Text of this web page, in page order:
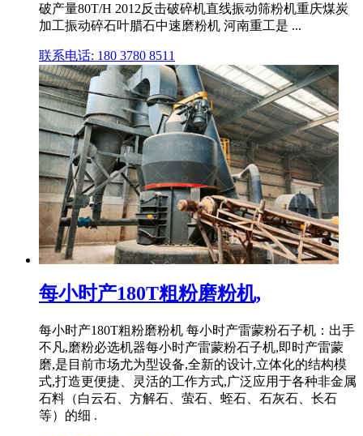
破产量80T/H 2012反击破碎机直线振动筛粉机重庆煤炭
加工振动碎石叶腊石中速磨粉机 河南重工是 ...
联系电话: 180 3780 8511
每小时产180T粗粉磨粉机,
每小时产180T粗粉磨粉机 每小时产雷蒙粉石子机：出手
不凡,磨粉必选机器每小时产雷蒙粉石子机,即时产雷蒙
磨,是目前市场尤为型设备,全新的设计,立体化的结构模
式,打造更便捷、灵活的工作方式,广泛应用于各种非金属
石料（白云石、方解石、萤石、蛭石、石灰石、长石
等）的细 .